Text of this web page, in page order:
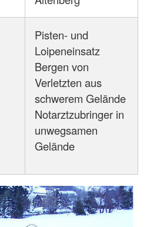
Pisten- und
Loipeneinsatz
Bergen von
Verletzten aus
schwerem Gelände
Notarztzubringer in
unwegsamen
Gelände